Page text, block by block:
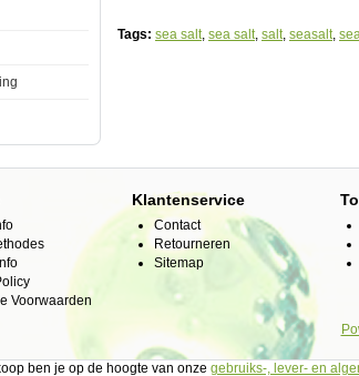
water.
Buffer
Reef
Mineral
Salt
Aquaforest
producten.
aanbevolen
rifaquaristiek
1280-
Tags: sea salt, sea salt, salt, seasalt,
Voorwaarden
Klantenservice
Contact
Retourneren
Sitemap
ben je op de hoogte van onze gebruiks-, lever- en